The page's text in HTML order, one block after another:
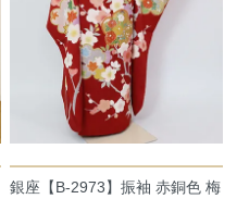
銀座【B-2973】振袖 赤銅色 梅